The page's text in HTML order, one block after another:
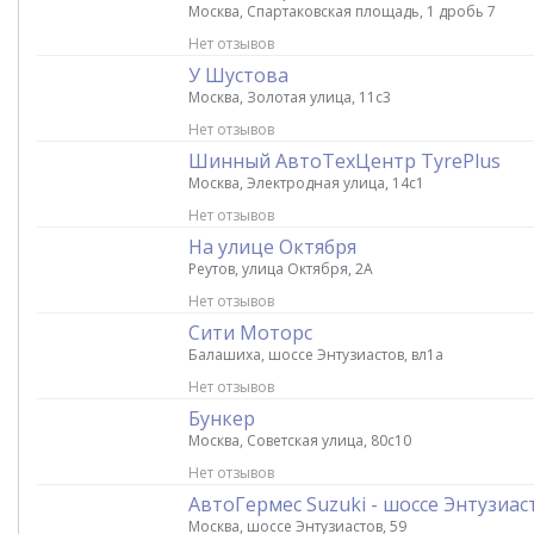
Москва, Спартаковская площадь, 1 дробь 7
Нет отзывов
У Шустова
Москва, Золотая улица, 11с3
Нет отзывов
Шинный АвтоТехЦентр TyrePlus
Москва, Электродная улица, 14с1
Нет отзывов
На улице Октября
Реутов, улица Октября, 2А
Нет отзывов
Сити Моторс
Балашиха, шоссе Энтузиастов, вл1а
Нет отзывов
Бункер
Москва, Советская улица, 80с10
Нет отзывов
АвтоГермес Suzuki - шоссе
Москва, шоссе Энтузиастов, 59